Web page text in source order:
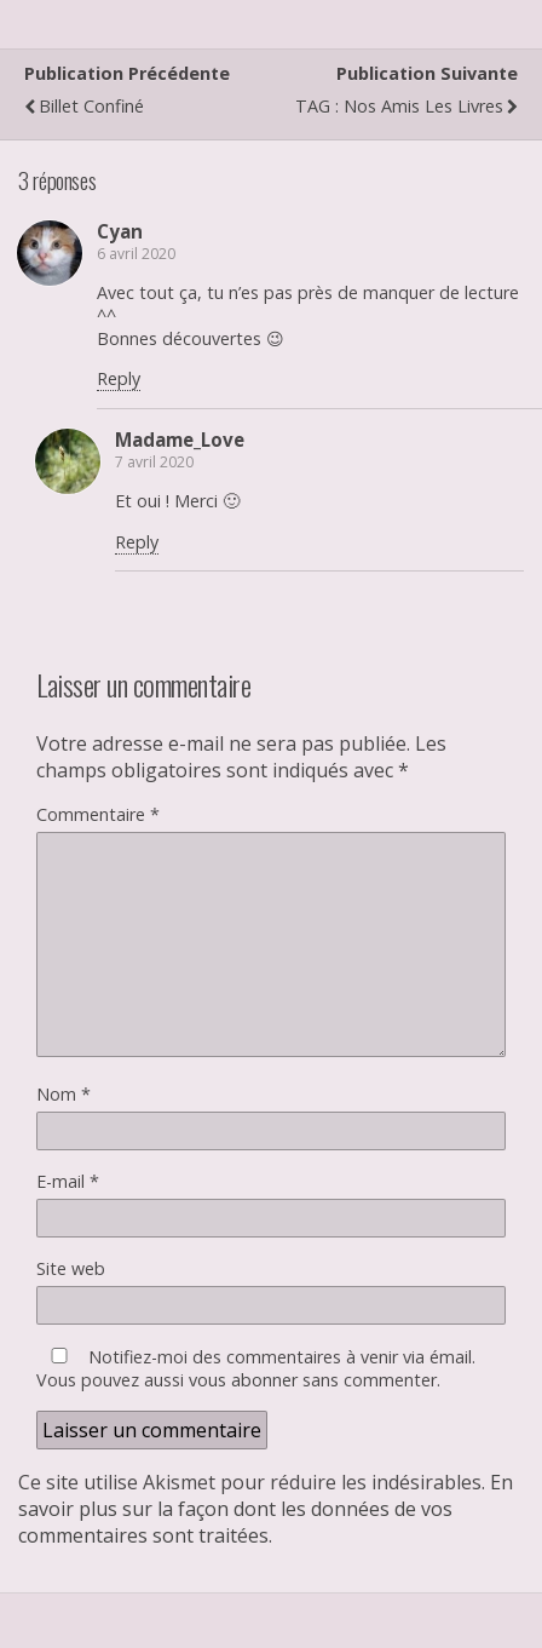
Publication Précédente
Billet Confiné
Publication Suivante
TAG : Nos Amis Les Livres
3 réponses
Cyan
6 avril 2020
Avec tout ça, tu n’es pas près de manquer de lecture
^^
Bonnes découvertes 😉
Reply
Madame_Love
7 avril 2020
Et oui ! Merci 🙂
Reply
Laisser un commentaire
Votre adresse e-mail ne sera pas publiée. Les
champs obligatoires sont indiqués avec*
Commentaire *
Nom *
E-mail *
Site web
Notifiez-moi des commentaires à venir via émail.
Vous pouvez aussi vous abonnersans commenter.
Ce site utilise Akismet pour réduire les indésirables. En
savoir plus sur la façon dont les données de vos
commentaires sont traitées.